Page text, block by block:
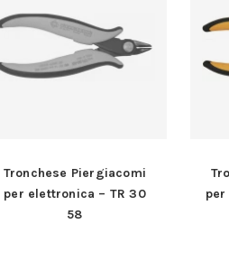
Tronchese Piergiacomi
per elettronica – TR 30
58
per